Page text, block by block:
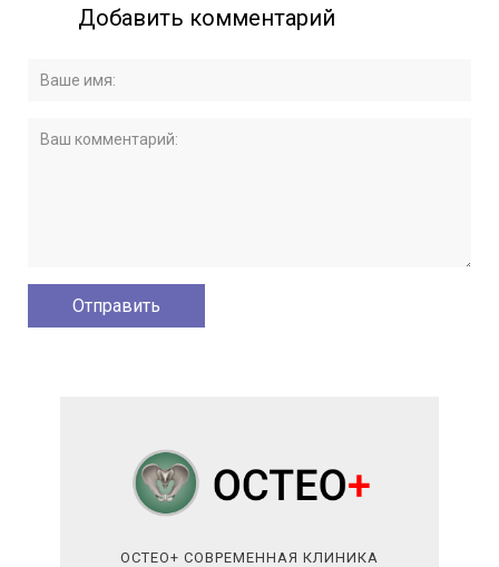
Добавить комментарий
ОСТЕО+ СОВРЕМЕННАЯ КЛИНИКА